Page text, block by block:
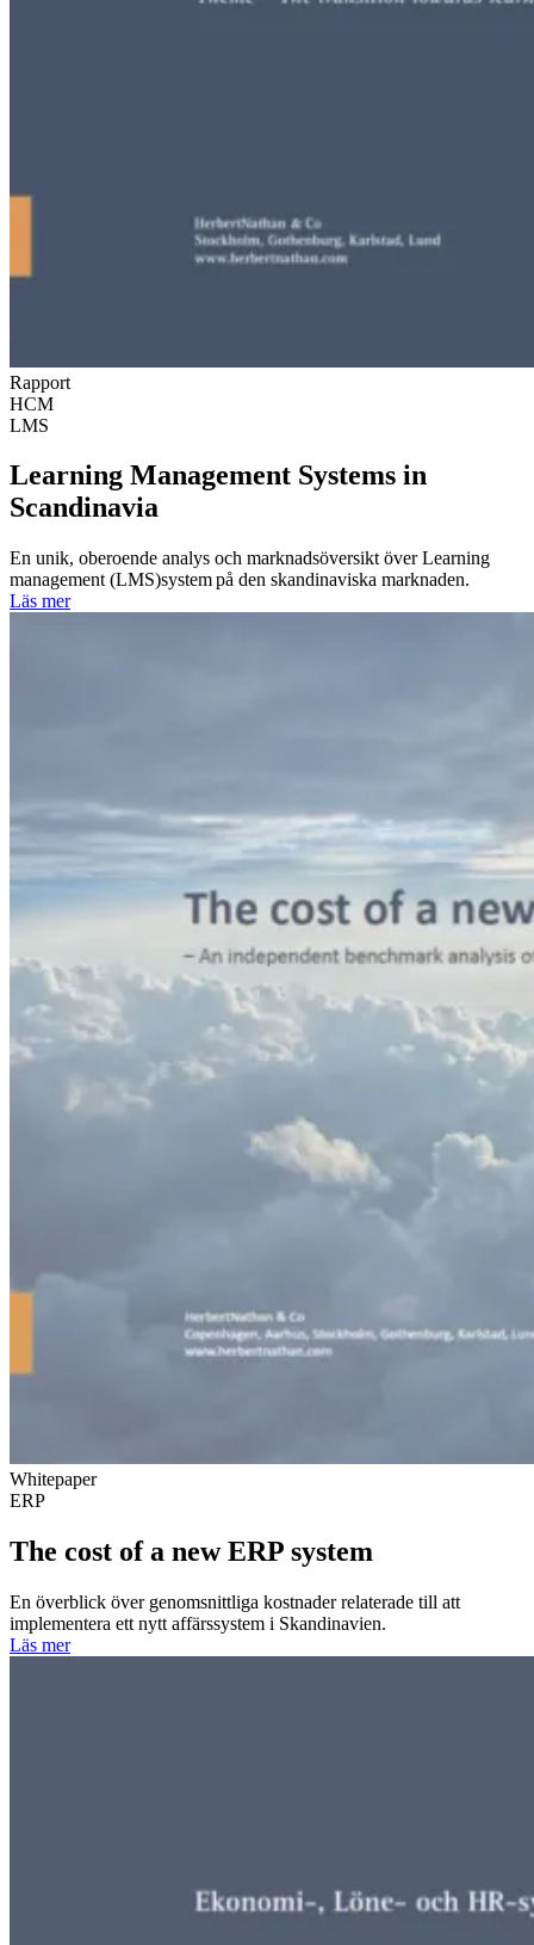
Rapport
HCM
LMS
Learning Management Systems in
Scandinavia
En unik, oberoende analys och marknadsöversikt över Learning
management (LMS)system på den skandinaviska marknaden.
Läs mer
Whitepaper
ERP
The cost of a new ERP system
En överblick över genomsnittliga kostnader relaterade till att
implementera ett nytt affärssystem i Skandinavien.
Läs mer